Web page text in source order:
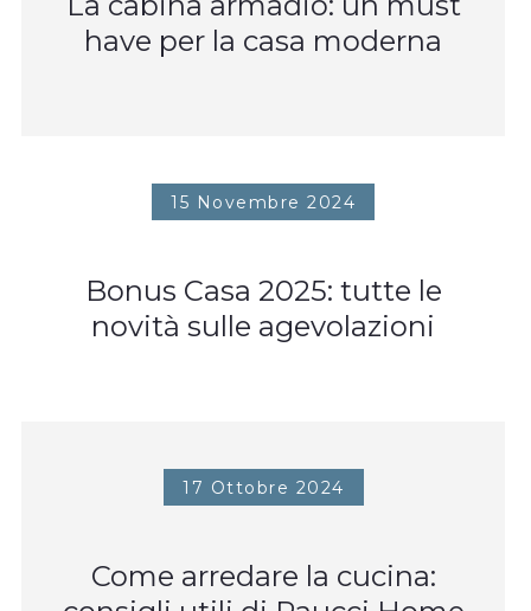
have per la casa moderna
15 Novembre 2024
Bonus Casa 2025: tutte le
novità sulle agevolazioni
17 Ottobre 2024
Come arredare la cucina: